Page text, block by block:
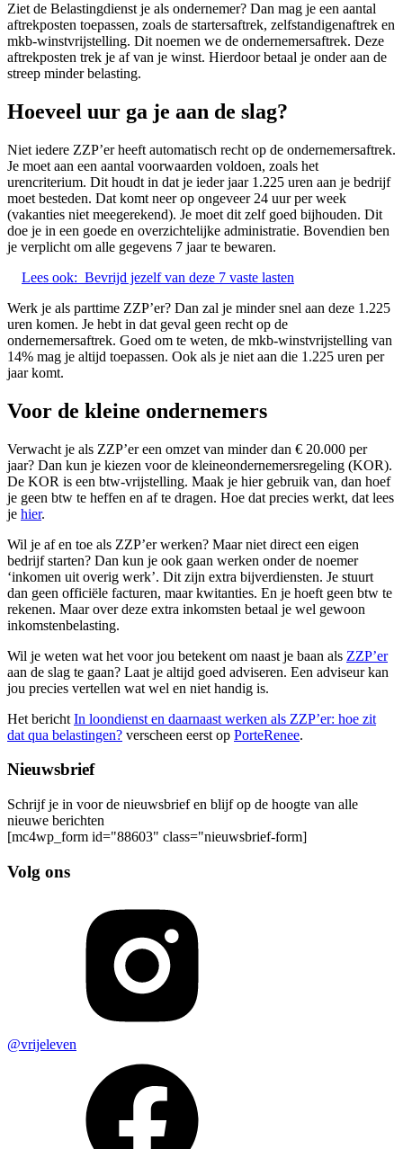
Ziet de Belastingdienst je als ondernemer? Dan mag je een aantal
aftrekposten toepassen, zoals de startersaftrek, zelfstandigenaftrek en
mkb-winstvrijstelling. Dit noemen we de ondernemersaftrek. Deze
aftrekposten trek je af van je winst. Hierdoor betaal je onder aan de
streep minder belasting.
Hoeveel uur ga je aan de slag?
Niet iedere ZZP’er heeft automatisch recht op de ondernemersaftrek.
Je moet aan een aantal voorwaarden voldoen, zoals het
urencriterium. Dit houdt in dat je ieder jaar 1.225 uren aan je bedrijf
moet besteden. Dat komt neer op ongeveer 24 uur per week
(vakanties niet meegerekend). Je moet dit zelf goed bijhouden. Dit
doe je in een goede en overzichtelijke administratie. Bovendien ben
je verplicht om alle gegevens 7 jaar te bewaren.
Lees ook: Bevrijd jezelf van deze 7 vaste lasten
Werk je als parttime ZZP’er? Dan zal je minder snel aan deze 1.225
uren komen. Je hebt in dat geval geen recht op de
ondernemersaftrek. Goed om te weten, de mkb-winstvrijstelling van
14% mag je altijd toepassen. Ook als je niet aan die 1.225 uren per
jaar komt.
Voor de kleine ondernemers
Verwacht je als ZZP’er een omzet van minder dan € 20.000 per
jaar? Dan kun je kiezen voor de kleineondernemersregeling (KOR).
De KOR is een btw-vrijstelling. Maak je hier gebruik van, dan hoef
je geen btw te heffen en af te dragen. Hoe dat precies werkt, dat lees
je hier.
Wil je af en toe als ZZP’er werken? Maar niet direct een eigen
bedrijf starten? Dan kun je ook gaan werken onder de noemer
‘inkomen uit overig werk’. Dit zijn extra bijverdiensten. Je stuurt
dan geen officiële facturen, maar kwitanties. En je hoeft geen btw te
rekenen. Maar over deze extra inkomsten betaal je wel gewoon
inkomstenbelasting.
Wil je weten wat het voor jou betekent om naast je baan als ZZP’er
aan de slag te gaan? Laat je altijd goed adviseren. Een adviseur kan
jou precies vertellen wat wel en niet handig is.
Het bericht In loondienst en daarnaast werken als ZZP’er: hoe zit
dat qua belastingen? verscheen eerst op PorteRenee.
Nieuwsbrief
Schrijf je in voor de nieuwsbrief en blijf op de hoogte van alle
nieuwe berichten
[mc4wp_form id="88603" class="nieuwsbrief-form]
Volg ons
@vrijeleven